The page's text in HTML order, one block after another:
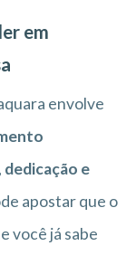
em
envolve
e
apostar que o
você já sabe